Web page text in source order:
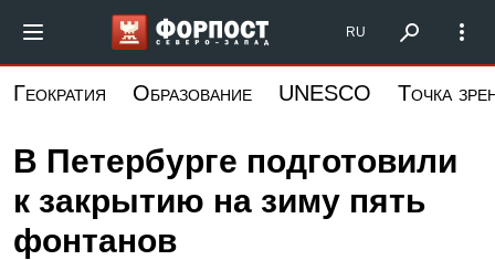
основному
Форпост Северо-Запад
RU
Геократия Образование UNESCO Точка
В Петербурге подготовили
к закрытию на зиму пять
фонтанов